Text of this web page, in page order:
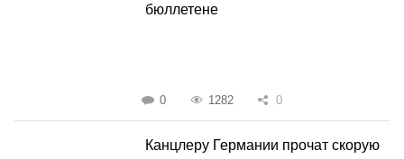
бюллетене
0 1282 0
Канцлеру Германии прочат скорую